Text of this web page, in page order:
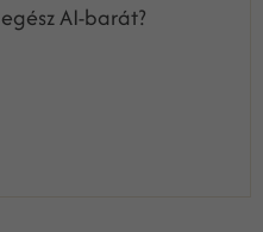
AI-barát?